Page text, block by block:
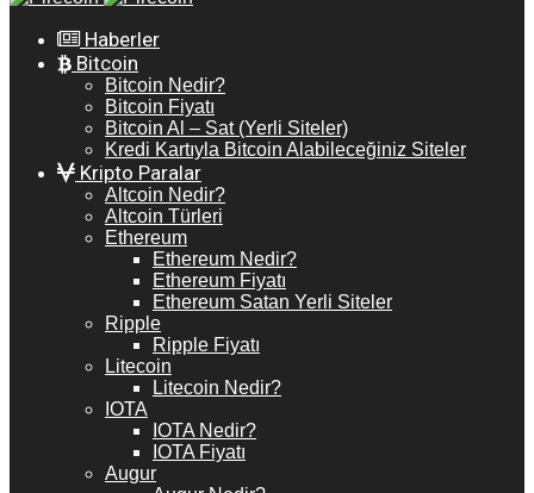
Haberler
Bitcoin
Bitcoin Nedir?
Bitcoin Fiyatı
Bitcoin Al – Sat (Yerli Siteler)
Kredi Kartıyla Bitcoin Alabileceğiniz Siteler
Kripto Paralar
Altcoin Nedir?
Altcoin Türleri
Ethereum
Ethereum Nedir?
Ethereum Fiyatı
Ethereum Satan Yerli Siteler
Ripple
Ripple Fiyatı
Litecoin
Litecoin Nedir?
IOTA
IOTA Nedir?
IOTA Fiyatı
Augur